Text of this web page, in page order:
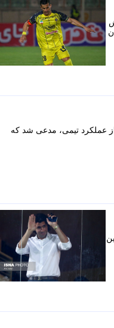
عملکرد تیمی، مدعی شد که